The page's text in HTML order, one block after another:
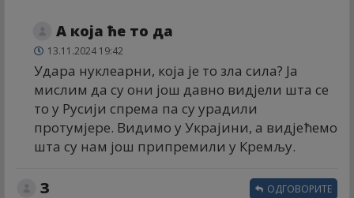
А која ће то да
13.11.2024 19:42
Удара нуклеарни, која је то зла сила? Ја
мислим да су они још давно видјели шта се
то у Русији спрема па су урадили
протумјере. Видимо у Украјини, а видјећемо
шта су нам још припремили у Кремљу.
З ОДГОВОРИТЕ